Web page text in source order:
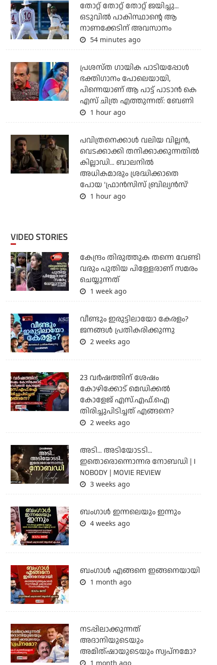
തോറ്റ് തോറ്റ് തോറ്റ് ജയിച്ചു...
ഒടുവില്‍ പാകിസ്ഥാന്റെ ആ
നാണക്കേടിന് അവസാനം
54 minutes ago
പ്രശസ്ത ഗായിക പാടിയപ്പോൾ
ഭക്തിഗാനം പോലെയായി,
പിന്നെയാണ് ആ പാട്ട് പാടാൻ കെ
എസ് ചിത്ര എത്തുന്നത്: ബേണി
1 hour ago
പവിത്രനെക്കാള്‍ വലിയ വില്ലന്‍,
വെടക്കാക്കി തനിക്കാക്കുന്നതില്‍
കില്ലാഡി... ബാലനില്‍
അധികമാരും ശ്രദ്ധിക്കാതെ
പോയ 'ഫ്രാന്‍സിസ് ബ്രില്യന്‍സ്'
1 hour ago
VIDEO STORIES
കേന്ദ്രം തിരുത്തുക തന്നെ വേണ്ടി
വരും പുതിയ പിള്ളേരാണ് സമരം
ചെയ്യുന്നത്
1 week ago
വീണ്ടും ഇരുട്ടിലായോ കേരളം?
ജനങ്ങൾ പ്രതികരിക്കുന്നു
2 weeks ago
23 വർഷത്തിന് ശേഷം
കോഴിക്കോട് മെഡിക്കൽ
കോളേജ് എസ്.എഫ്.ഐ
തിരിച്ചുപിടിച്ചത് എങ്ങനെ?
2 weeks ago
അടി... അടിയോടടി...
ഇതൊരൊന്നൊന്നര നോബഡി | I
NOBODY | MOVIE REVIEW
3 weeks ago
ബംഗാള്‍ ഇന്നലെയും ഇന്നും
4 weeks ago
ബം​ഗാൾ എങ്ങനെ ഇങ്ങനെയായി
1 month ago
നടപ്പിലാക്കുന്നത്
അദാനിയുടെയും
അമിത്ഷായുടെയും സ്വപ്നമോ?
1 month ago